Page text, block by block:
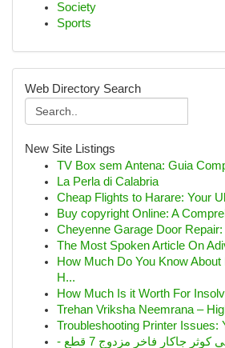
Society
Sports
Web Directory Search
New Site Listings
TV Box sem Antena: Guia
La Perla di Calabria
Cheap Flights to Harare: Your
Buy copyright Online: A
Cheyenne Garage Door
The Most Spoken Article On
How Much Do You Know
H...
How Much Is it Worth For
Trehan Vriksha Neemrana –
Troubleshooting Printer Issues:
مفرش سرير صيفي كوثر جاكار فاخر مزدوج 7 قطع -